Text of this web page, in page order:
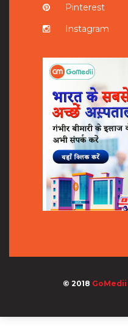
Pinterest
Instagram
© 2018 GoMedii